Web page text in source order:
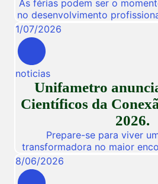
As férias podem ser o
no desenvolvimento
novas oportunidades no
Pensando nisso, a Unifametro
de 27 a 31 de julho, o
programação especial de
workshops online e gratuitos
egressos e público
1/07/2026
noticias
Unifametro
Científicos da
2026.
Prepare-se para viver
transformadora no maior
nossa instituição! De 03 a
2026, a Unifametro abre
8/06/2026